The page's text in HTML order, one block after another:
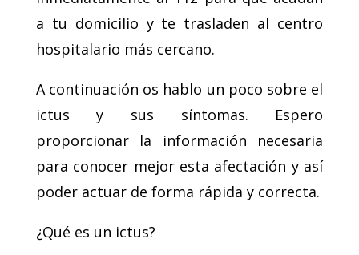
a tu domicilio y te trasladen al centro
hospitalario más cercano.
A continuación os hablo un poco sobre el
ictus y sus síntomas. Espero
proporcionar la información necesaria
para conocer mejor esta afectación y así
poder actuar de forma rápida y correcta.
¿Qué es un ictus?